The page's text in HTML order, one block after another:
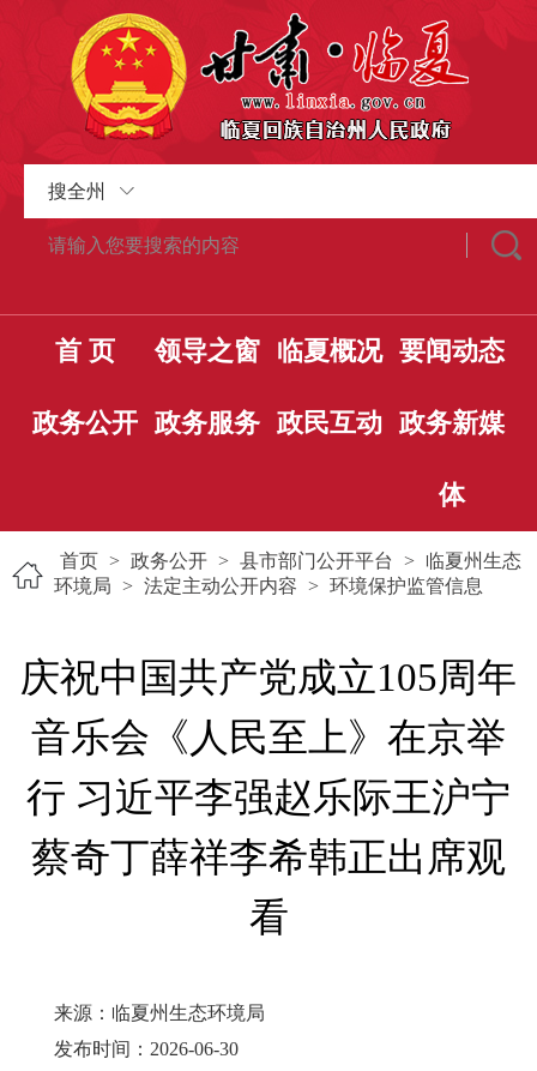
搜全州
首 页 领导之窗 临夏概况 要闻动态
政务公开 政务服务 政民互动 政务新媒
体
首页 > 政务公开 > 县市部门公开平台 > 临夏州生态
环境局 > 法定主动公开内容 > 环境保护监管信息
庆祝中国共产党成立105周年
音乐会《人民至上》在京举
行 习近平李强赵乐际王沪宁
蔡奇丁薛祥李希韩正出席观
看
来源：临夏州生态环境局
发布时间：2026-06-30